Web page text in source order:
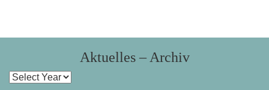
Aktuelles – Archiv